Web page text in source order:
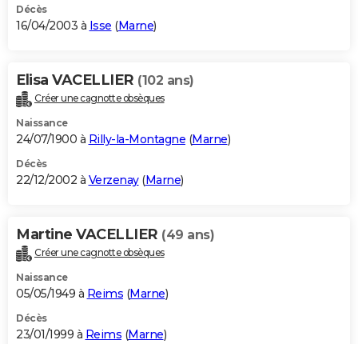
Décès
16/04/2003 à Isse (Marne)
Elisa VACELLIER (102 ans)
Créer une cagnotte obsèques
Naissance
24/07/1900 à Rilly-la-Montagne (Marne)
Décès
22/12/2002 à Verzenay(Marne)
Martine VACELLIER (49 ans)
Créer une cagnotte obsèques
Naissance
05/05/1949 à Reims (Marne)
Décès
23/01/1999 à Reims (Marne)